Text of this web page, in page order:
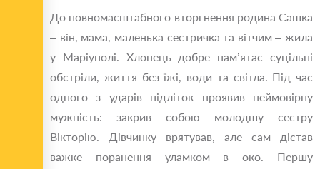
До повномасштабного вторгнення родина Сашка
– він, мама, маленька сестричка та вітчим – жила
у Маріуполі. Хлопець добре пам’ятає суцільні
обстріли, життя без їжі, води та світла. Під час
одного з ударів підліток проявив неймовірну
мужність: закрив собою молодшу сестру
Вікторію. Дівчинку врятував, але сам дістав
важке поранення уламком в око. Першу